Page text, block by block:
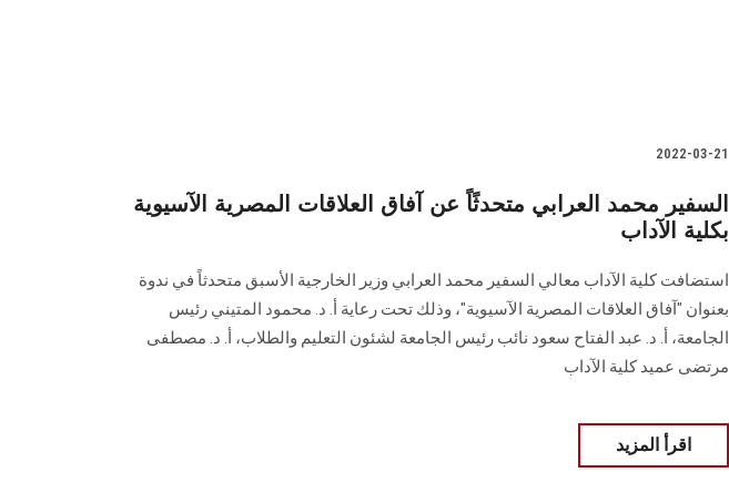
2022-03-21
السفير محمد العرابي متحدثًاً عن آفاق العلاقات المصرية الآسيوية
بكلية الآداب
استضافت كلية الآداب معالي السفير محمد العرابي وزير الخارجية الأسبق متحدثاً في ندوة
بعنوان "آفاق العلاقات المصرية الآسيوية"، وذلك تحت رعاية أ. د. محمود المتيني رئيس
الجامعة، أ. د. عبد الفتاح سعود نائب رئيس الجامعة لشئون التعليم والطلاب، أ. د. مصطفى
مرتضى عميد كلية الآداب
اقرأ المزيد